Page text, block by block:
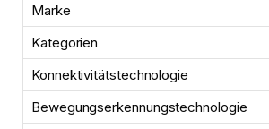
Marke
Kategorien
Konnektivitätstechnologie
Bewegungserkennungstechnologie